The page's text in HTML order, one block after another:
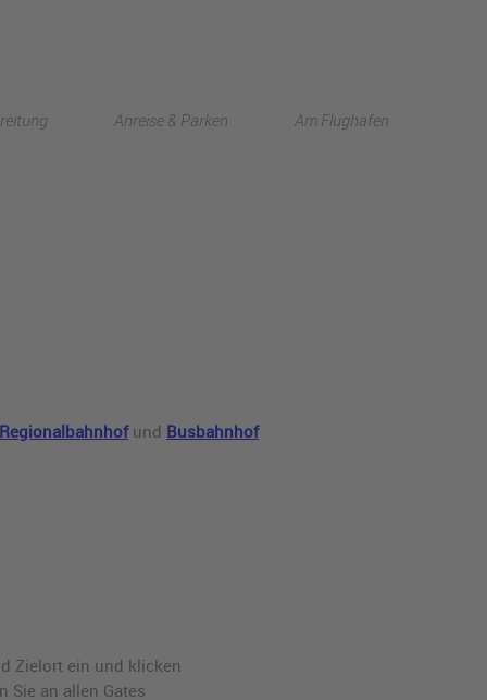
Anreise & Parken Am Flughafen
Regionalbahnhofund Busbahnhof
Zielort ein und klicken
Sie an allen Gates